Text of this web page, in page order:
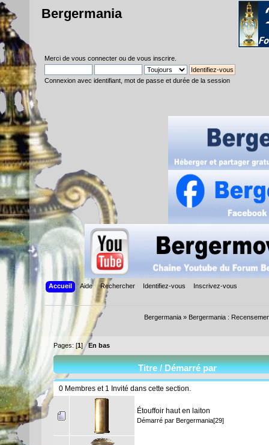
Bergermania
Merci de vous connecter ou de vous inscrire
Connexion avec identifiant, mot de passe et durée de la session
Compte
Accueil Aide Rechercher Identifiez-vous Inscrivez-vous
Bergermania» Bergermania :
Pages: [1]En bas
Titre/Démarré par
0 Membres et 1 Invité dans cette section.
Étouffoir haut en laiton
Démarré par Bergermania[29]